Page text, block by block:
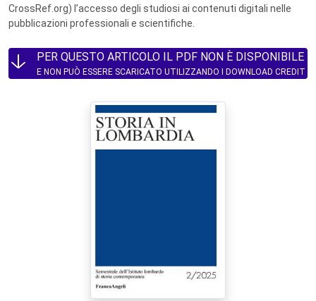
CrossRef.org) l’accesso degli studiosi ai contenuti digitali nelle
pubblicazioni professionali e scientifiche.
PER QUESTO ARTICOLO IL PDF NON È DISPONIBILE
E NON PUÒ ESSERE SCARICATO UTILIZZANDO I DOWNLOAD CREDIT